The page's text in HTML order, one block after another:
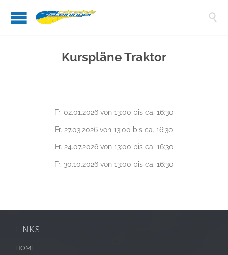

Kurspläne Traktor
Fr. 02.01.2026 von 13:00 bis ca. 16:30
Fr. 27.03.2026 von 13:00 bis ca. 16:30
Fr. 24.07.2026 von 13:00 bis ca. 16:30
Fr. 30.10.2026 von 13:00 bis ca. 16:30
LINKS
HOME